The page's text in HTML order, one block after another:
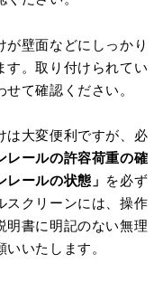
が壁面などにしっかり
す。取り付けられてい
て確認ください。
は大変便利ですが、必
レールの許容荷重の確
レールの状態」 を必ず
スクリーンには、操作
明書に明記のない無理
いたします。